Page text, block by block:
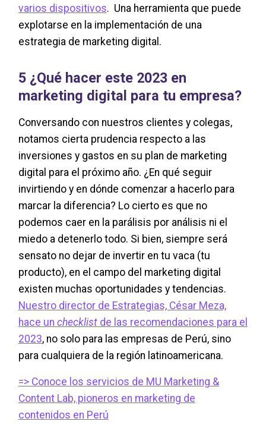
varios dispositivos. Una herramienta que puede
explotarse en la implementación de una
estrategia de marketing digital.
5 ¿Qué hacer este 2023 en
marketing digital para tu empresa?
Conversando con nuestros clientes y colegas,
notamos cierta prudencia respecto a las
inversiones y gastos en su plan de marketing
digital para el próximo año. ¿En qué seguir
invirtiendo y en dónde comenzar a hacerlo para
marcar la diferencia? Lo cierto es que no
podemos caer en la parálisis por análisis ni el
miedo a detenerlo todo. Si bien, siempre será
sensato no dejar de invertir en tu vaca (tu
producto), en el campo del marketing digital
existen muchas oportunidades y tendencias.
Nuestro director de Estrategias, César Meza,
hace un checklistde las recomendaciones para el
2023, no solo para las empresas de Perú, sino
para cualquiera de la región latinoamericana.
=> Conoce los servicios de MU Marketing &
Content Lab, pioneros en marketing de
contenidos en Perú